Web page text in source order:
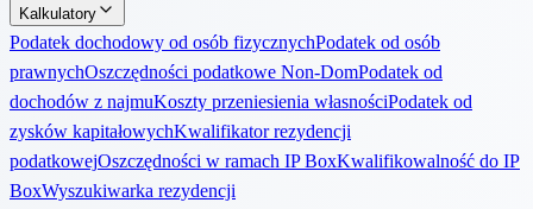
Kalkulatory
Podatek dochodowy od osób fizycznychPodatek od osób
prawnychOszczędności podatkowe Non-DomPodatek od
dochodów z najmuKoszty przeniesienia własnościPodatek od
zysków kapitałowychKwalifikator rezydencji
podatkowejOszczędności w ramach IP BoxKwalifikowalność do IP
BoxWyszukiwarka rezydencji